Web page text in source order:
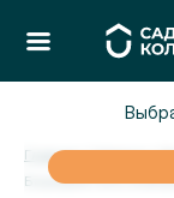
Главная/Новости/
Башкортостана